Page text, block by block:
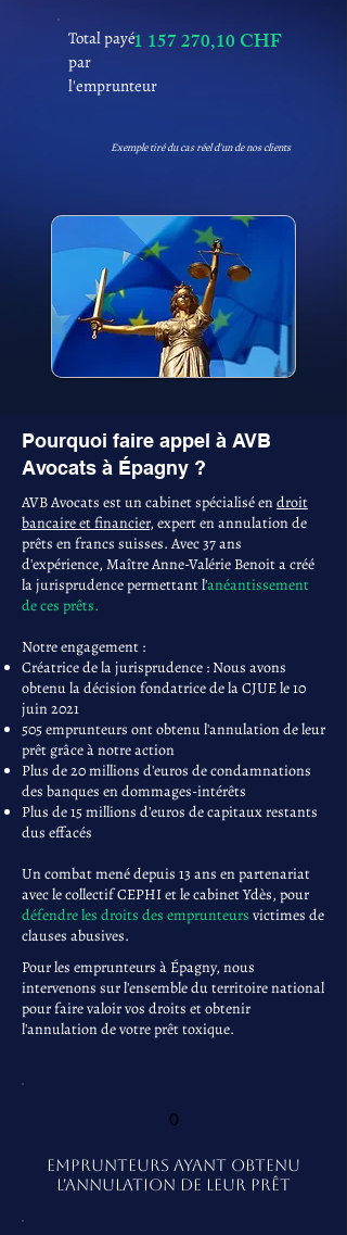
Total payé
par
l'emprunteur
1 157 270,10 CHF
Exemple tiré du cas réel d'un de nos clients
Pourquoi faire appel à AVB
Avocats à Épagny ?
AVB Avocats est un cabinet spécialisé endroit
bancaire et financier, expert en annulation de
prêts en francs suisses. Avec 37 ans
d'expérience, Maître Anne-Valérie Benoit a créé
la jurisprudence permettant l'anéantissement
de ces prêts.
Notre engagement :
Créatrice de la jurisprudence : Nous avons
obtenu la décision fondatrice de la CJUE le 10
juin 2021
505 emprunteurs ont obtenu l'annulation de leur
prêt grâce à notre action
Plus de 20 millions d'euros de condamnations
des banques en dommages-intérêts
Plus de 15 millions d'euros de capitaux restants
dus effacés
Un combat mené depuis 13 ans en partenariat
avec le collectif CEPHI et le cabinet Ydès, pour
défendre les droits des emprunteurs victimes de
clauses abusives.
Pour les emprunteurs à Épagny, nous
intervenons sur l'ensemble du territoire national
pour faire valoir vos droits et obtenir
l'annulation de votre prêt toxique.
0
EMPRUNTEURS AYANT OBTENU
L'ANNULATION DE LEUR PRÊT